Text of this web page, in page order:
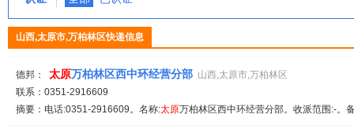
山西,太原市,万柏林区快递信息
德邦： 太原万柏林区西中环经营分部 山西,太原市,万柏林区
联系：0351-2916609
摘要：电话:0351-2916609。名称:太原万柏林区西中环经营分部。收派范围:-。